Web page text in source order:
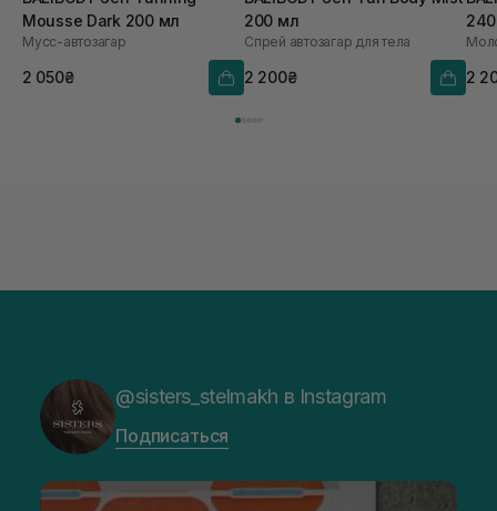
Mousse Dark 200 мл
Мусс-автозагар
2 050₴
200 мл
Спрей автозагар для тела
2 200₴ 2
@sisters_stelmakh в Instagram
Подписаться